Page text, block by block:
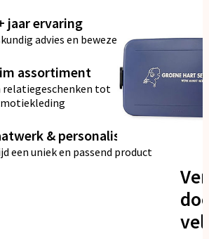
jaar ervaring
advies en bewezen kwaliteit
assortiment
relatiegeschenken tot
& personalisatie
een uniek en passend product